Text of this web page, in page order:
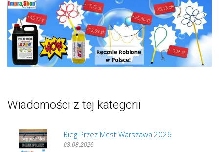
Wiadomości z tej kategorii
Bieg Przez Most Warszawa 2026
03.08.2026